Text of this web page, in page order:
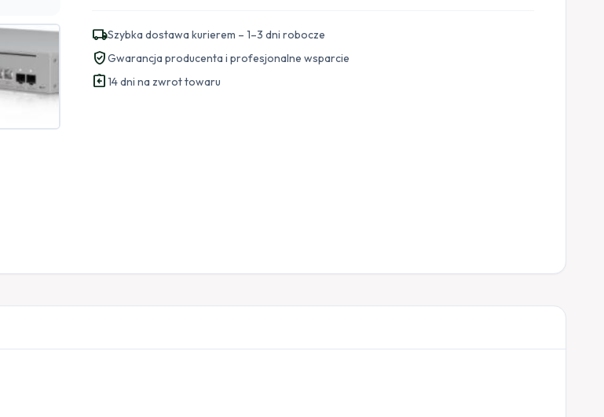
USW-
Pro-
XG-
local_shippingSzybka dostawa kurierem – 1–3 dni robocze
verified_userGwarancja producenta i profesjonalne wsparcie
assignment_return14 dni na zwrot towaru